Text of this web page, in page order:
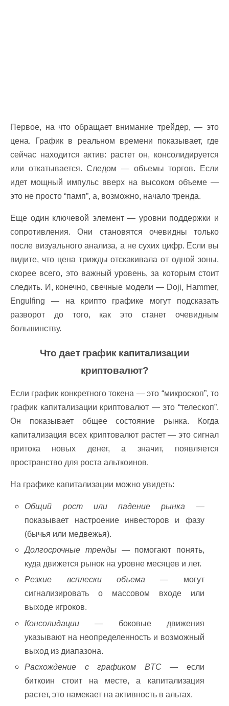
Первое, на что обращает внимание трейдер, — это
цена. График в реальном времени показывает, где
сейчас находится актив: растет он, консолидируется
или откатывается. Следом — объемы торгов. Если
идет мощный импульс вверх на высоком объеме —
это не просто “памп”, а, возможно, начало тренда.
Еще один ключевой элемент — уровни поддержки и
сопротивления. Они становятся очевидны только
после визуального анализа, а не сухих цифр. Если вы
видите, что цена трижды отскакивала от одной зоны,
скорее всего, это важный уровень, за которым стоит
следить. И, конечно, свечные модели — Doji, Hammer,
Engulfing — на крипто графике могут подсказать
разворот до того, как это станет очевидным
большинству.
Что дает график капитализации
криптовалют?
Если график конкретного токена — это “микроскоп”, то
график капитализации криптовалют — это “телескоп”.
Он показывает общее состояние рынка. Когда
капитализация всех криптовалют растет — это сигнал
притока новых денег, а значит, появляется
пространство для роста альткоинов.
На графике капитализации можно увидеть:
Общий рост или падение рынка —
показывает настроение инвесторов и фазу
(бычья или медвежья).
Долгосрочные тренды— помогают понять,
куда движется рынок на уровне месяцев и лет.
Резкие всплески объема — могут
сигнализировать о массовом входе или
выходе игроков.
Консолидации — боковые движения
указывают на неопределенность и возможный
выход из диапазона.
Расхождение с графиком BTC— если
биткоин стоит на месте, а капитализация
растет, это намекает на активность в альтах.